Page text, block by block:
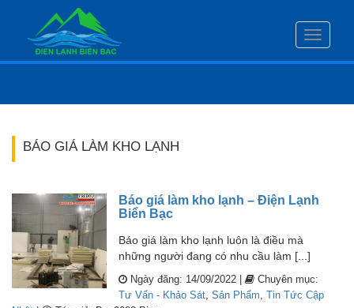
Toggle
BÁO GIÁ LÀM KHO LẠNH
Báo giá làm kho lạnh – Điện Lạnh
Biển Bạc
Báo giá làm kho lạnh luôn là điều mà
những người đang có nhu cầu làm [...]
Ngày đăng: 14/09/2022 |
Chuyên mục:
Tư Vấn - Khảo Sát, Sản Phẩm, Tin Tức Cập